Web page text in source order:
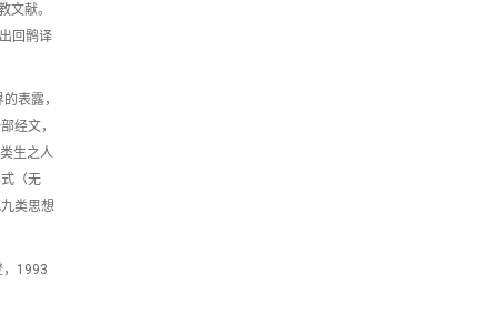
文献。
回鹘译
表露，
经文，
生之人
（无
类思想
，1993